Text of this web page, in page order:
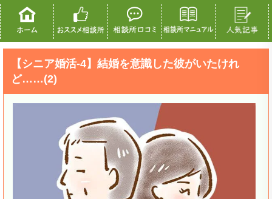
【シニア婚活-4】結婚を意識した彼がいたけれ
ど……(2)